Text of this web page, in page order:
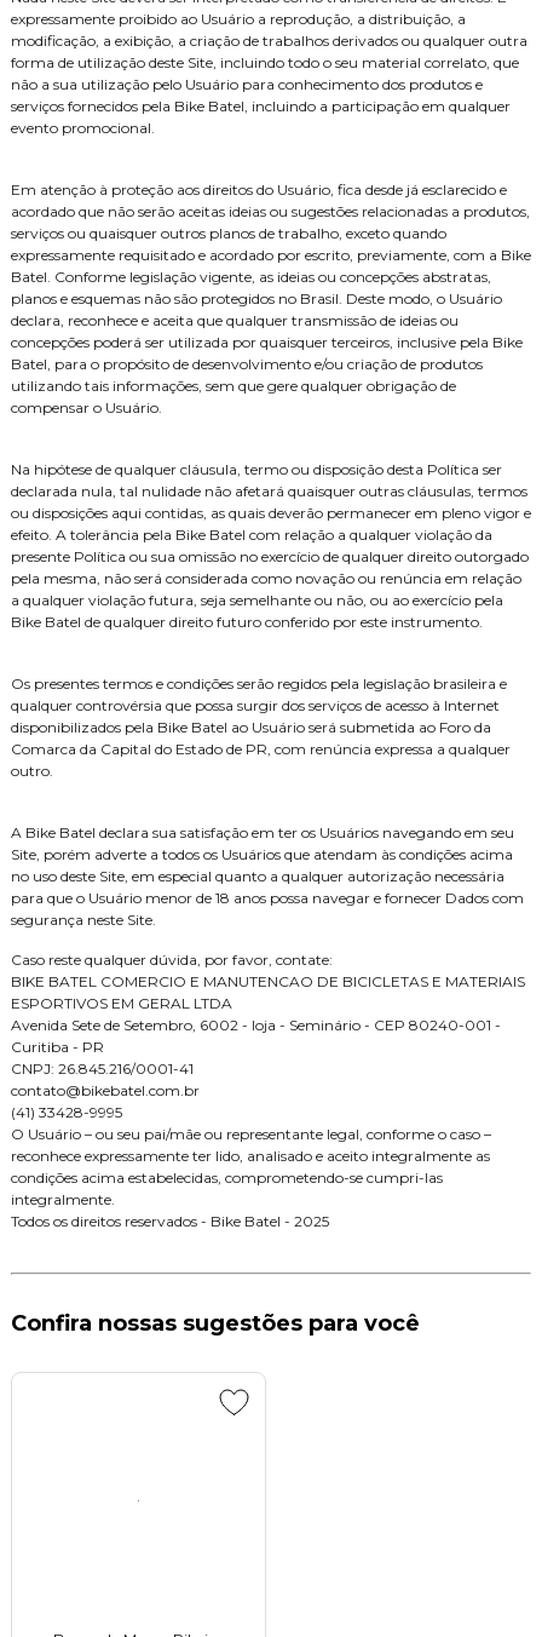
expressamente proibido ao Usuário a reprodução, a distribuição, a
modificação, a exibição, a criação de trabalhos derivados ou qualquer outra
forma de utilização deste Site, incluindo todo o seu material correlato, que
não a sua utilização pelo Usuário para conhecimento dos produtos e
serviços fornecidos pela Bike Batel, incluindo a participação em qualquer
evento promocional.
Em atenção à proteção aos direitos do Usuário, fica desde já esclarecido e
acordado que não serão aceitas ideias ou sugestões relacionadas a produtos,
serviços ou quaisquer outros planos de trabalho, exceto quando
expressamente requisitado e acordado por escrito, previamente, com a Bike
Batel. Conforme legislação vigente, as ideias ou concepções abstratas,
planos e esquemas não são protegidos no Brasil. Deste modo, o Usuário
declara, reconhece e aceita que qualquer transmissão de ideias ou
concepções poderá ser utilizada por quaisquer terceiros, inclusive pela Bike
Batel, para o propósito de desenvolvimento e/ou criação de produtos
utilizando tais informações, sem que gere qualquer obrigação de
compensar o Usuário.
Na hipótese de qualquer cláusula, termo ou disposição desta Política ser
declarada nula, tal nulidade não afetará quaisquer outras cláusulas, termos
ou disposições aqui contidas, as quais deverão permanecer em pleno vigor e
efeito. A tolerância pela Bike Batel com relação a qualquer violação da
presente Política ou sua omissão no exercício de qualquer direito outorgado
pela mesma, não será considerada como novação ou renúncia em relação
a qualquer violação futura, seja semelhante ou não, ou ao exercício pela
Bike Batel de qualquer direito futuro conferido por este instrumento.
Os presentes termos e condições serão regidos pela legislação brasileira e
qualquer controvérsia que possa surgir dos serviços de acesso à Internet
disponibilizados pela Bike Batel ao Usuário será submetida ao Foro da
Comarca da Capital do Estado de PR, com renúncia expressa a qualquer
outro.
A Bike Batel declara sua satisfação em ter os Usuários navegando em seu
Site, porém adverte a todos os Usuários que atendam às condições acima
no uso deste Site, em especial quanto a qualquer autorização necessária
para que o Usuário menor de 18 anos possa navegar e fornecer Dados com
segurança neste Site.
Caso reste qualquer dúvida, por favor, contate:
BIKE BATEL COMERCIO E MANUTENCAO DE BICICLETAS E MATERIAIS
ESPORTIVOS EM GERAL LTDA
Avenida Sete de Setembro, 6002 - loja - Seminário - CEP 80240-001 -
Curitiba - PR
CNPJ: 26.845.216/0001-41
contato@bikebatel.com.br
(41) 33428-9995
O Usuário – ou seu pai/mãe ou representante legal, conforme o caso –
reconhece expressamente ter lido, analisado e aceito integralmente as
condições acima estabelecidas, comprometendo-se cumpri-las
integralmente.
Todos os direitos reservados - Bike Batel - 2025
Confira nossas sugestões para você